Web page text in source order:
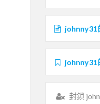
johnny31
johnny31
封鎖